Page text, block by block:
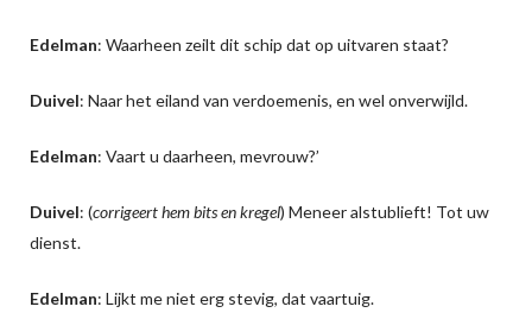
Edelman: Waarheen zeilt dit schip dat op uitvaren staat?
Duivel: Naar het eiland van verdoemenis, en wel onverwijld.
Edelman: Vaart u daarheen, mevrouw?’
Duivel: (corrigeert hem bits en kregel) Meneer alstublieft! Tot uw
dienst.
Edelman: Lijkt me niet erg stevig, dat vaartuig.